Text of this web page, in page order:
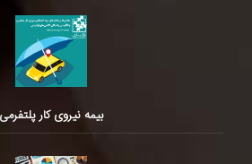
بیمه نیروی کار پلتفرمی